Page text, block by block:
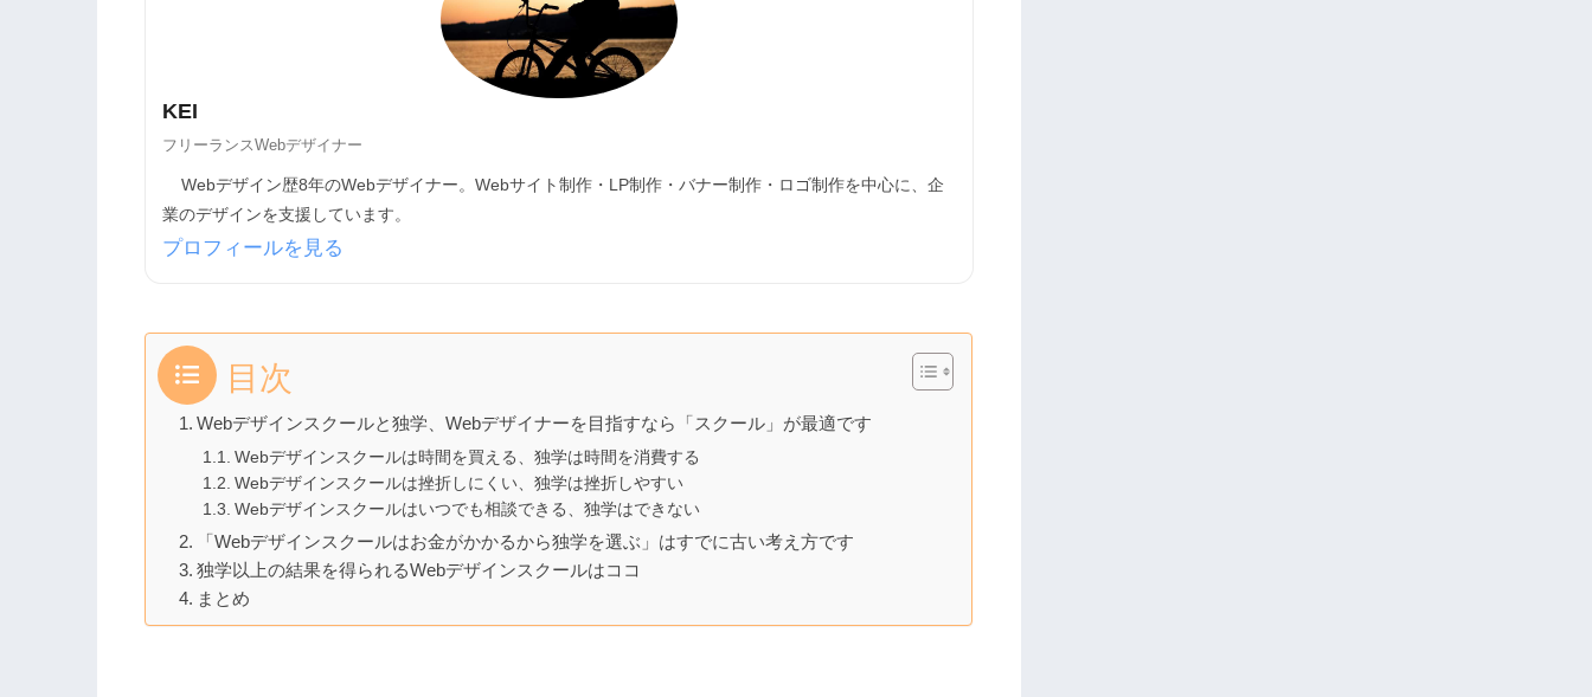
KEI
フリーランスWebデザイナー
Webデザイン歴8年のWebデザイナー。Webサイト制作・LP制作・バナー制作・ロゴ制作を中心に、企
業のデザインを支援しています。
プロフィールを見る
目次
Webデザインスクールと独学、Webデザイナーを目指すなら「スクール」が最適です
Webデザインスクールは時間を買える、独学は時間を消費する
Webデザインスクールは挫折しにくい、独学は挫折しやすい
Webデザインスクールはいつでも相談できる、独学はできない
「Webデザインスクールはお金がかかるから独学を選ぶ」はすでに古い考え方です
独学以上の結果を得られるWebデザインスクールはココ
まとめ